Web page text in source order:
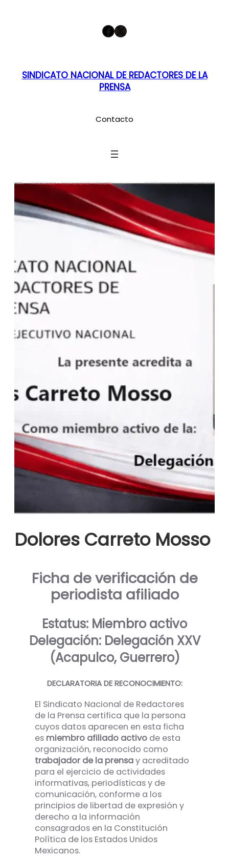
Facebook X
SINDICATO NACIONAL DE REDACTORES DE LA
PRENSA
Contacto
Dolores Carreto Mosso
Ficha de verificación de
periodista afiliado
Estatus: Miembro activo
Delegación: Delegación XXV
(Acapulco, Guerrero)
DECLARATORIA DE RECONOCIMIENTO:
El Sindicato Nacional de Redactores
de la Prensa certifica que la persona
cuyos datos aparecen en esta ficha
es miembro afiliado activo de esta
organización, reconocido como
trabajador de la prensay acreditado
para el ejercicio de actividades
informativas, periodísticas y de
comunicación, conforme a los
principios de libertad de expresión y
derecho a la información
consagrados en la Constitución
Política de los Estados Unidos
Mexicanos.